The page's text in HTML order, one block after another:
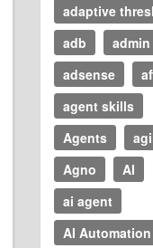
adaptive
adb
admin
adsense
agent skills
Agents
Agno
AI
ai agent
AI Automation